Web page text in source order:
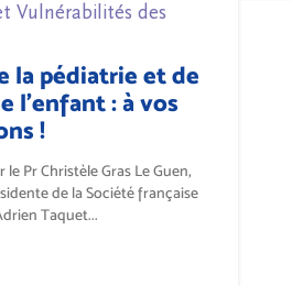
Vulnérabilités des
la pédiatrie et de
l'enfant : à vos
!
le Pr Christèle Gras Le Guen,
de la Société française
Taquet...